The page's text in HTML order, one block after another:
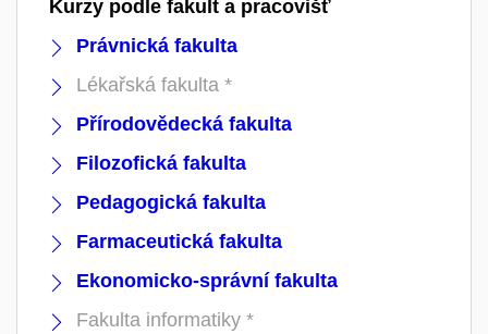
Kurzy podle fakult a pracovišť
Právnická fakulta
Lékařská fakulta *
Přírodovědecká fakulta
Filozofická fakulta
Pedagogická fakulta
Farmaceutická fakulta
Ekonomicko-správní fakulta
Fakulta informatiky *